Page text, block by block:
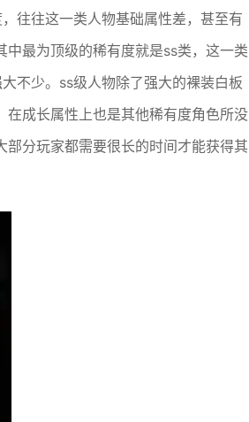
往往这一类人物基础属性差，甚至有
最为顶级的稀有度就是ss类，这一类
不少。ss级人物除了强大的裸装白板
成长属性上也是其他稀有度角色所没
分玩家都需要很长的时间才能获得其